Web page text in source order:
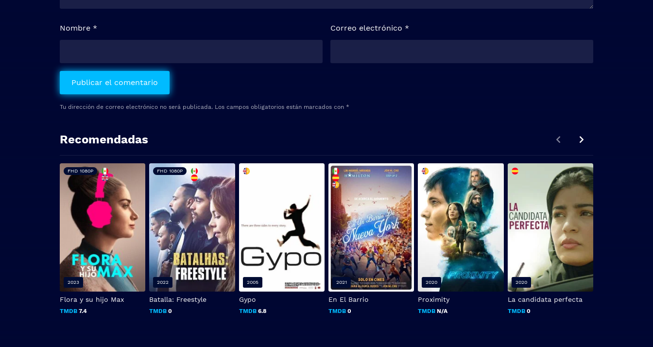
Tu dirección de correo electrónico no será publicada. Los campos obligatorios están marcados con *
Nombre * Correo electrónico *
Recomendadas
Flora y su hijo Max
TMDB 7.4
FHD 1080P
2023
Batalla: Freestyle
TMDB 0
FHD 1080P
2022
Gypo
TMDB6.8
2005
En El Barrio
TMDB0
2021
Proximity
TMDB N/A
2020
La candidata perfecta
TMDB0
2020